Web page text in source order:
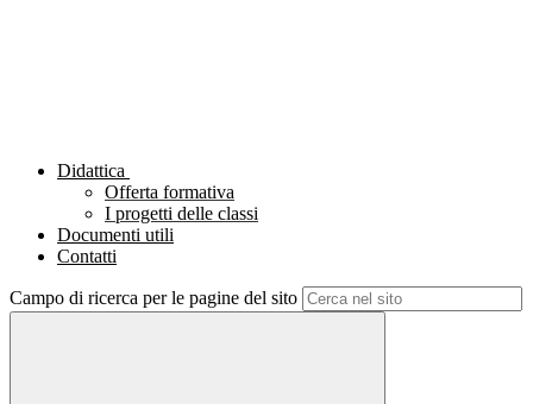
Didattica
Offerta formativa
I progetti delle classi
Documenti utili
Contatti
Campo di ricerca per le pagine del sito